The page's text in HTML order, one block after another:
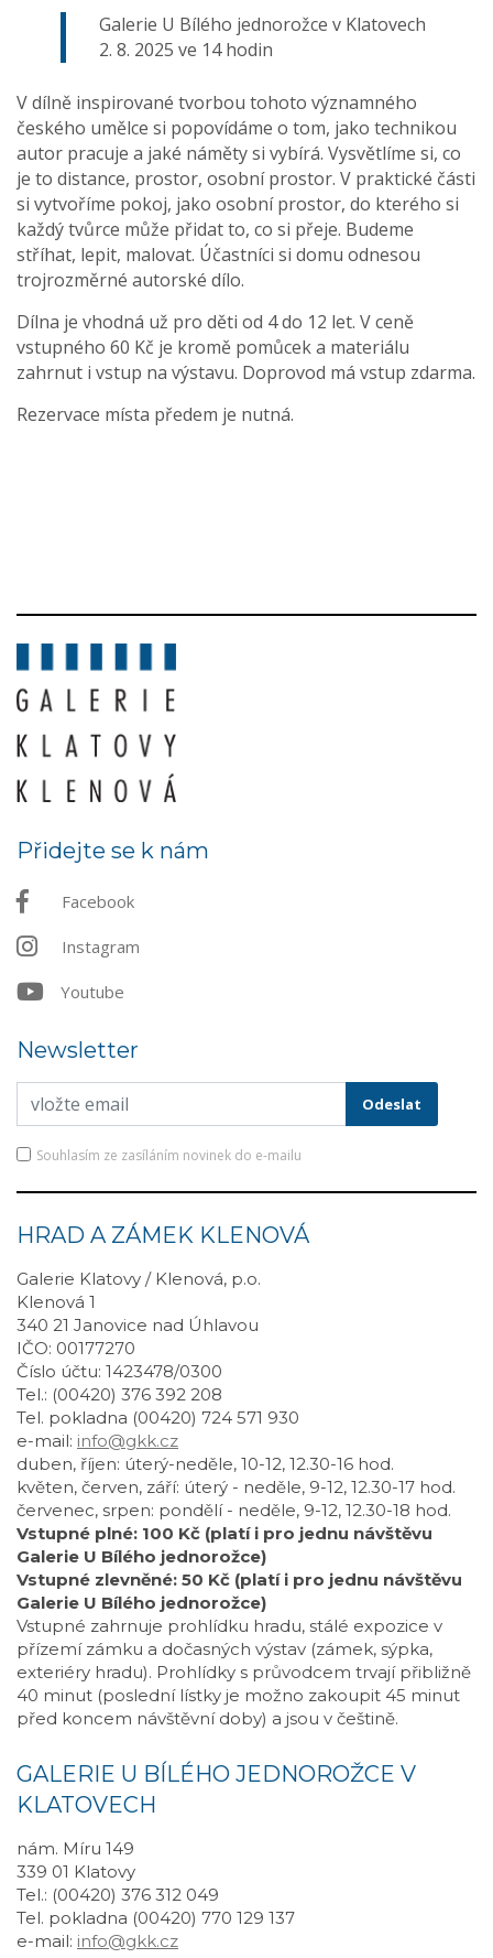
Galerie U Bílého jednorožce v Klatovech
2. 8. 2025 ve 14 hodin
V dílně inspirované tvorbou tohoto významného
českého umělce si popovídáme o tom, jako technikou
autor pracuje a jaké náměty si vybírá. Vysvětlíme si, co
je to distance, prostor, osobní prostor. V praktické části
si vytvoříme pokoj, jako osobní prostor, do kterého si
každý tvůrce může přidat to, co si přeje. Budeme
stříhat, lepit, malovat. Účastníci si domu odnesou
trojrozměrné autorské dílo.
Dílna je vhodná už pro děti od 4 do 12 let. V ceně
vstupného 60 Kč je kromě pomůcek a materiálu
zahrnut i vstup na výstavu. Doprovod má vstup zdarma.
Rezervace místa předem je nutná.
Přidejte se k nám
Facebook
Instagram
Youtube
Newsletter
Souhlasím ze zasíláním novinek do e-mailu
HRAD A ZÁMEK KLENOVÁ
Galerie Klatovy / Klenová, p.o.
Klenová 1
340 21 Janovice nad Úhlavou
IČO: 00177270
Číslo účtu: 1423478/0300
Tel.: (00420) 376 392 208
Tel. pokladna (00420) 724 571 930
e-mail: info@gkk.cz
duben, říjen: úterý-neděle, 10-12, 12.30-16 hod.
květen, červen, září: úterý - neděle, 9-12, 12.30-17 hod.
červenec, srpen: pondělí - neděle, 9-12, 12.30-18 hod.
Vstupné plné: 100 Kč (platí i pro jednu návštěvu
Galerie U Bílého jednorožce)
Vstupné zlevněné: 50 Kč (platí i pro jednu návštěvu
Galerie U Bílého jednorožce)
Vstupné zahrnuje prohlídku hradu, stálé expozice v
přízemí zámku a dočasných výstav (zámek, sýpka,
exteriéry hradu). Prohlídky s průvodcem trvají přibližně
40 minut (poslední lístky je možno zakoupit 45 minut
před koncem návštěvní doby) a jsou v češtině.
GALERIE U BÍLÉHO JEDNOROŽCE V
KLATOVECH
nám. Míru 149
339 01 Klatovy
Tel.: (00420) 376 312 049
Tel. pokladna (00420) 770 129 137
e-mail: info@gkk.cz